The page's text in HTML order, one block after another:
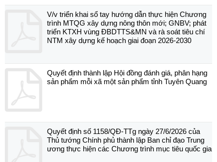
V/v triển khai sổ tay hướng dẫn thực hiện Chương
trình MTQG xây dựng nông thôn mới; GNBV; phát
triển KTXH vùng ĐBDTTS&MN và rà soát tiêu chí
NTM xây dựng kế hoạch giai đoạn 2026-2030
Quyết định thành lập Hội đồng đánh giá, phân hạng
sản phẩm mỗi xã một sản phẩm tỉnh Tuyên Quang
Quyết định số 1158/QĐ-TTg ngày 27/6/2026 của
Thủ tướng Chính phủ thành lập Ban chỉ đạo Trung
ương thực hiện các Chương trình mục tiêu quốc gia